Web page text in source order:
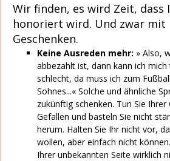
Wir finden, es wird Zeit, dass
honoriert wird. Und zwar mit
Geschenken.
Keine Ausreden mehr: » Also,
abbezahlt ist, dann kann ich
schlecht, da muss ich zum
Sohnes...« Solche und ähnliche
zukünftig schenken. Tun Sie Ihrer
Gefallen und basteln Sie nicht
herum. Halten Sie Ihr nicht vor,
wollen, aber einfach nicht
Ihrer unbekannten Seite wirklich